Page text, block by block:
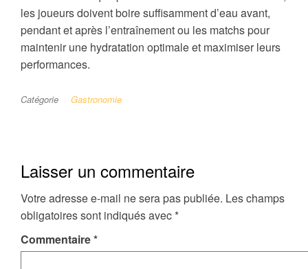
les joueurs doivent boire suffisamment d’eau avant,
pendant et après l’entraînement ou les matchs pour
maintenir une hydratation optimale et maximiser leurs
performances.
Catégorie Gastronomie
Laisser un commentaire
Votre adresse e-mail ne sera pas publiée. Les champs
obligatoires sont indiqués avec *
Commentaire*